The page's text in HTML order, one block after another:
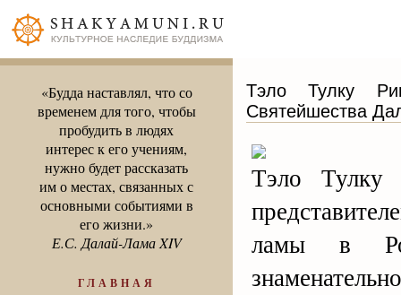
«Будда наставлял, что со
временем для того, чтобы
пробудить в людях
интерес к его учениям,
нужно будет рассказать
им о местах, связанных с
основными событиями в
его жизни.»
Е.С. Далай-Лама XIV
ГЛАВНАЯ
Тэло Тулку
Святейшества
Тэло Тулку
ламы в